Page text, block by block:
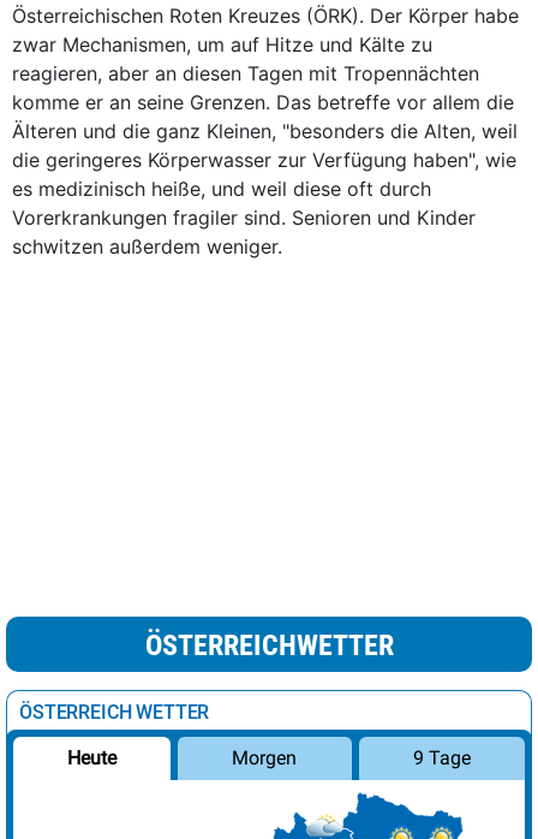
Österreichischen Roten Kreuzes (ÖRK). Der Körper habe
zwar Mechanismen, um auf Hitze und Kälte zu
reagieren, aber an diesen Tagen mit Tropennächten
komme er an seine Grenzen. Das betreffe vor allem die
Älteren und die ganz Kleinen, "besonders die Alten, weil
die geringeres Körperwasser zur Verfügung haben", wie
es medizinisch heiße, und weil diese oft durch
Vorerkrankungen fragiler sind. Senioren und Kinder
schwitzen außerdem weniger.
ÖSTERREICHWETTER
ÖSTERREICH WETTER
Heute Morgen 9 Tage